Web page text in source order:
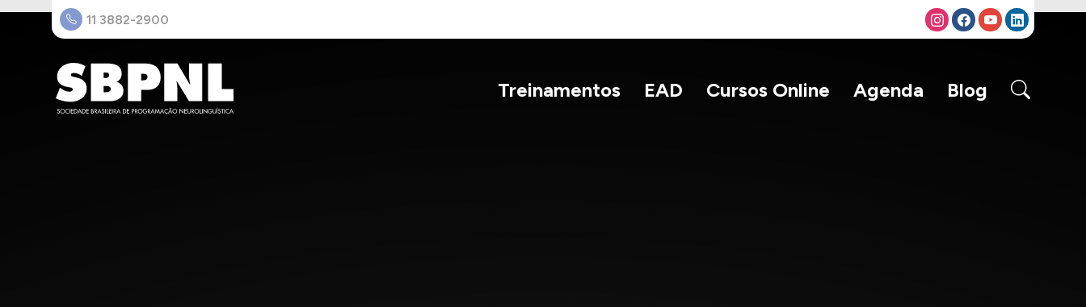
11 3882-2900
Treinamentos EAD Cursos Online Agenda Blog